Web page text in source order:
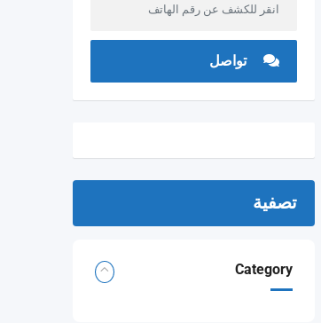
ابحث عن عمل ( سائق او
حارس ) حاصل على شهادة
automobile)
انقر للكشف عن رقم الهاتف
تواصل
تصفية
Category